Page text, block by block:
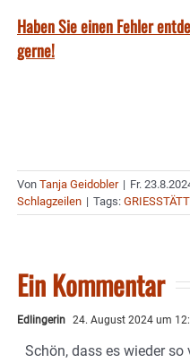
Haben Sie einen Fehler
gerne!
Von Tanja Geidobler | Fr.
Schlagzeilen | Tags: GRIESSTÄTT
Ein Kommentar
Edlingerin 24. August 2024 um
Schön, dass es wieder so